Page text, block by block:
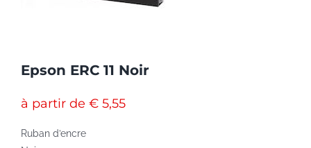
Epson ERC 11 Noir
à partir de € 5,55
Ruban d’encre